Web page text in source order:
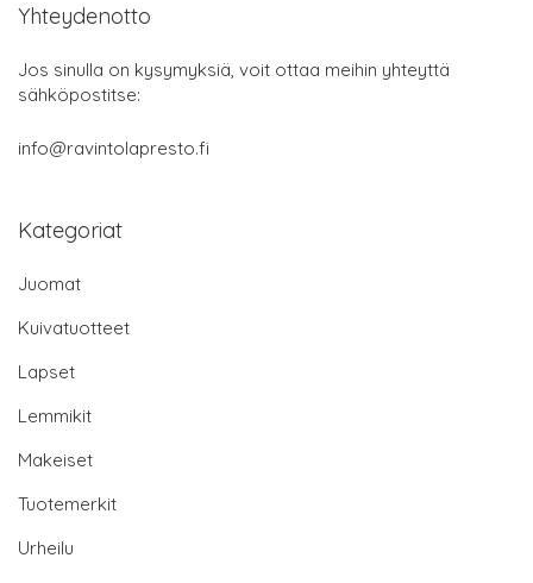
Yhteydenotto
Jos sinulla on kysymyksiä, voit ottaa meihin yhteyttä
sähköpostitse:
info@ravintolapresto.fi
Kategoriat
Juomat
Kuivatuotteet
Lapset
Lemmikit
Makeiset
Tuotemerkit
Urheilu